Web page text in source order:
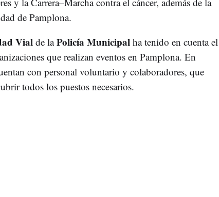
de Pamplona.
Vial de laPolicía Municipal ha tenido en cuenta el
que realizan eventos en Pamplona. En
con personal voluntario y colaboradores, que
todos los puestos necesarios.